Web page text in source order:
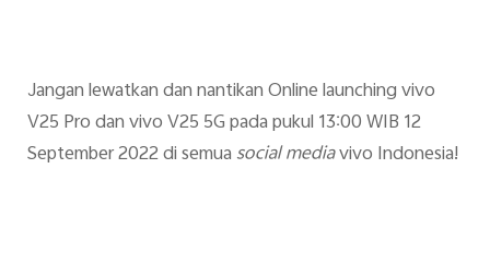
Jangan lewatkan dan nantikan Online launching vivo
V25 Pro dan vivo V25 5G pada pukul 13:00 WIB 12
September 2022 di semua social mediavivo Indonesia!